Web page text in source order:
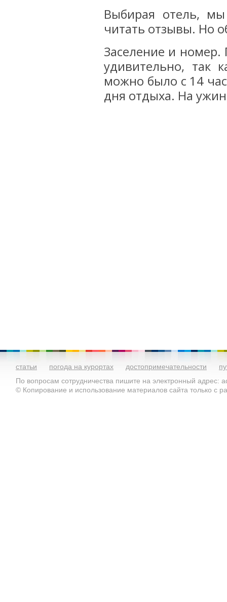
Выбирая отель,
читать отзывы. Но
Заселение и
удивительно, так
можно было с 14
дня отдыха. На
статьи погода на курортах достопримечательности
По вопросам сотрудничества пишите на электронный адрес:
© Копирование и использование материалов сайта только с